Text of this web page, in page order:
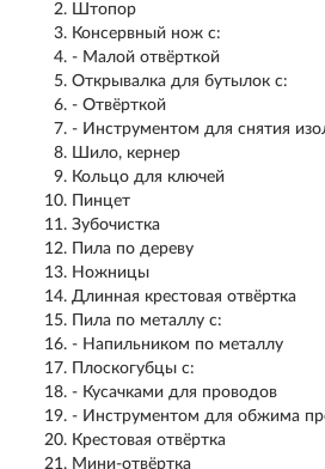
Штопор
Консервный нож с:
- Малой отвёрткой
Открывалка для бутылок с:
- Отвёрткой
- Инструментом для снятия
Шило, кернер
Кольцо для ключей
Пинцет
Зубочистка
Пила по дереву
Ножницы
Длинная крестовая отвёртка
Пила по металлу с:
- Напильником по металлу
Плоскогубцы с:
- Кусачками для проводов
- Инструментом для обжима
Крестовая отвёртка
Мини-отвёртка